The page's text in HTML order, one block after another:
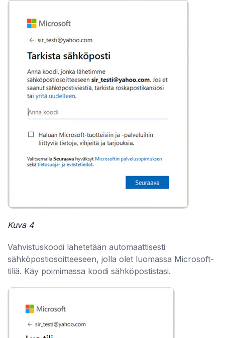
Kuva 4
Vahvistuskoodi lähetetään automaattisesti
sähköpostiosoitteeseen, jolla olet luomassa Microsoft-
tiliä. Käy poimimassa koodi sähköpostistasi.